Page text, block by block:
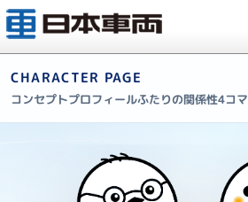
CHARACTER PAGE
コンセプトプロフィールふたりの関係性4コマ